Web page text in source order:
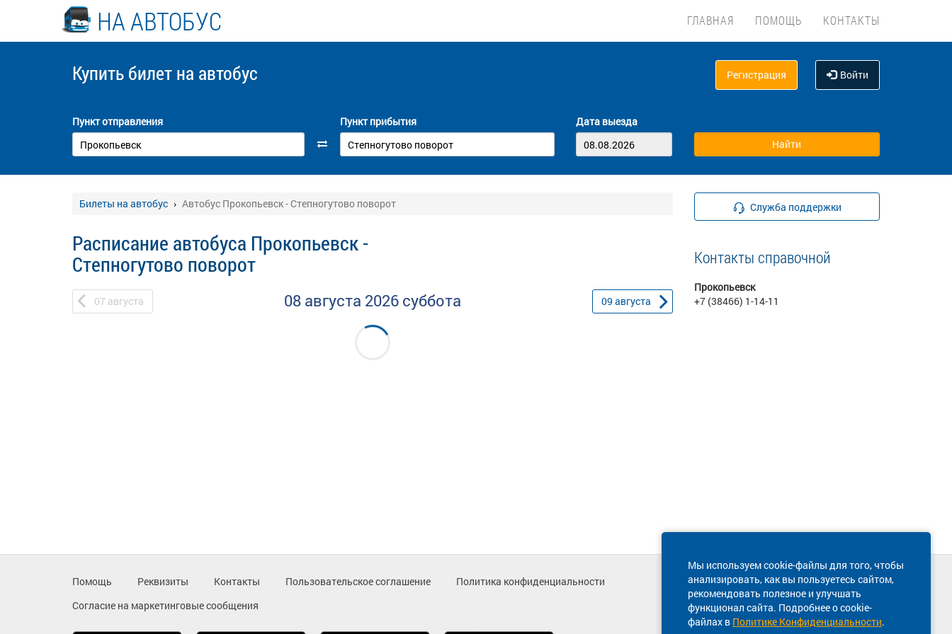
НА АВТОБУС ГЛАВНАЯ ПОМОЩЬ КОНТАКТЫ
Купить билет на автобус Регистрация Войти
Пункт отправления Пункт прибытия Дата выезда
Билеты на автобус Автобус Прокопьевск - Степногутово поворот
Расписание автобуса Прокопьевск -
Степногутово поворот
07 августа 08 августа 2026 суббота 09 августа
Служба поддержки
Контакты справочной
Прокопьевск
+7 (38466) 1-14-11
Мы используем cookie-файлы для того, чтобы
анализировать, как вы пользуетесь сайтом,
рекомендовать полезное и улучшать
функционал сайта. Подробнее о cookie-
файлах в Политике Конфиденциальности.
Помощь Реквизиты Контакты Пользовательское соглашение
Политика конфиденциальности
Согласие на маркетинговые сообщения
Техническая поддержка сайта
8 800 600-03-38